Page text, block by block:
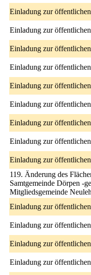
Einladung zur
Einladung zur
Einladung zur
Einladung zur
Einladung zur
Einladung zur
Einladung zur
Einladung zur
Einladung zur
119. Änderung des
Samtgemeinde Dörpen -
Mitgliedsgemeinde
Einladung zur
Einladung zur
Einladung zur
Einladung zur